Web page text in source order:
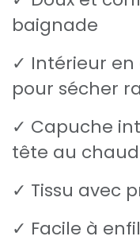
baignade
✓ Intérieur
pour sécher
✓ Capuche
tête au chaud
✓ Tissu avec
✓ Facile à